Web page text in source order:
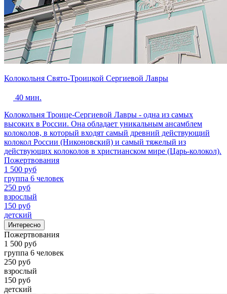
Колокольня Свято-Троицкой Сергиевой Лавры
40 мин.
Колокольня Троице-Сергиевой Лавры - одна из самых
высоких в России. Она обладает уникальным ансамблем
колоколов, в который входят самый древний действующий
колокол России (Никоновский) и самый тяжелый из
действующих колоколов в христианском мире (Царь-колокол).
Пожертвования
1 500 руб
группа 6 человек
250 руб
взрослый
150 руб
детский
Интересно
Пожертвования
1 500 руб
группа 6 человек
250 руб
взрослый
150 руб
детский